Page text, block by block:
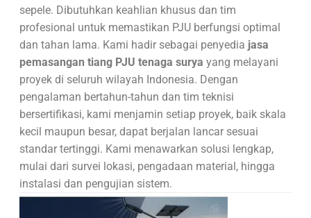
sepele. Dibutuhkan keahlian khusus dan tim
profesional untuk memastikan PJU berfungsi optimal
dan tahan lama. Kami hadir sebagai penyedia jasa
pemasangan tiang PJU tenaga surya yang melayani
proyek di seluruh wilayah Indonesia. Dengan
pengalaman bertahun-tahun dan tim teknisi
bersertifikasi, kami menjamin setiap proyek, baik skala
kecil maupun besar, dapat berjalan lancar sesuai
standar tertinggi. Kami menawarkan solusi lengkap,
mulai dari survei lokasi, pengadaan material, hingga
instalasi dan pengujian sistem.